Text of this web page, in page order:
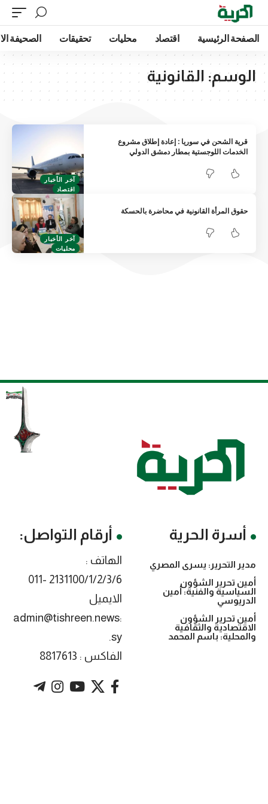
الصفحة الرئيسية اقتصاد محليات تحقيقات الصحيفة
الوسم: القانونية
آخر الأخبار
اقتصاد
قرية الشحن في سوريا : إعادة إطلاق مشروع
الخدمات اللوجستية بمطار دمشق الدولي
آخر الأخبار
محليات
حقوق المرأة القانونية في محاضرة بالحسكة
أسرة الحرية
مدير التحرير: يسرى المصري
أمين تحرير الشؤون
السياسية والفنية: أمين
الدريوسي
أمين تحرير الشؤون
الاقتصادية والثقافية
والمحلية: باسم المحمد
أرقام التواصل:
الهاتف :
2131100/1/2/3/6 -011
الايميل
:admin@tishreen.news
.sy
الفاكس : 8817613